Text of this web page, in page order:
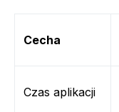
Cecha
Czas aplikacji